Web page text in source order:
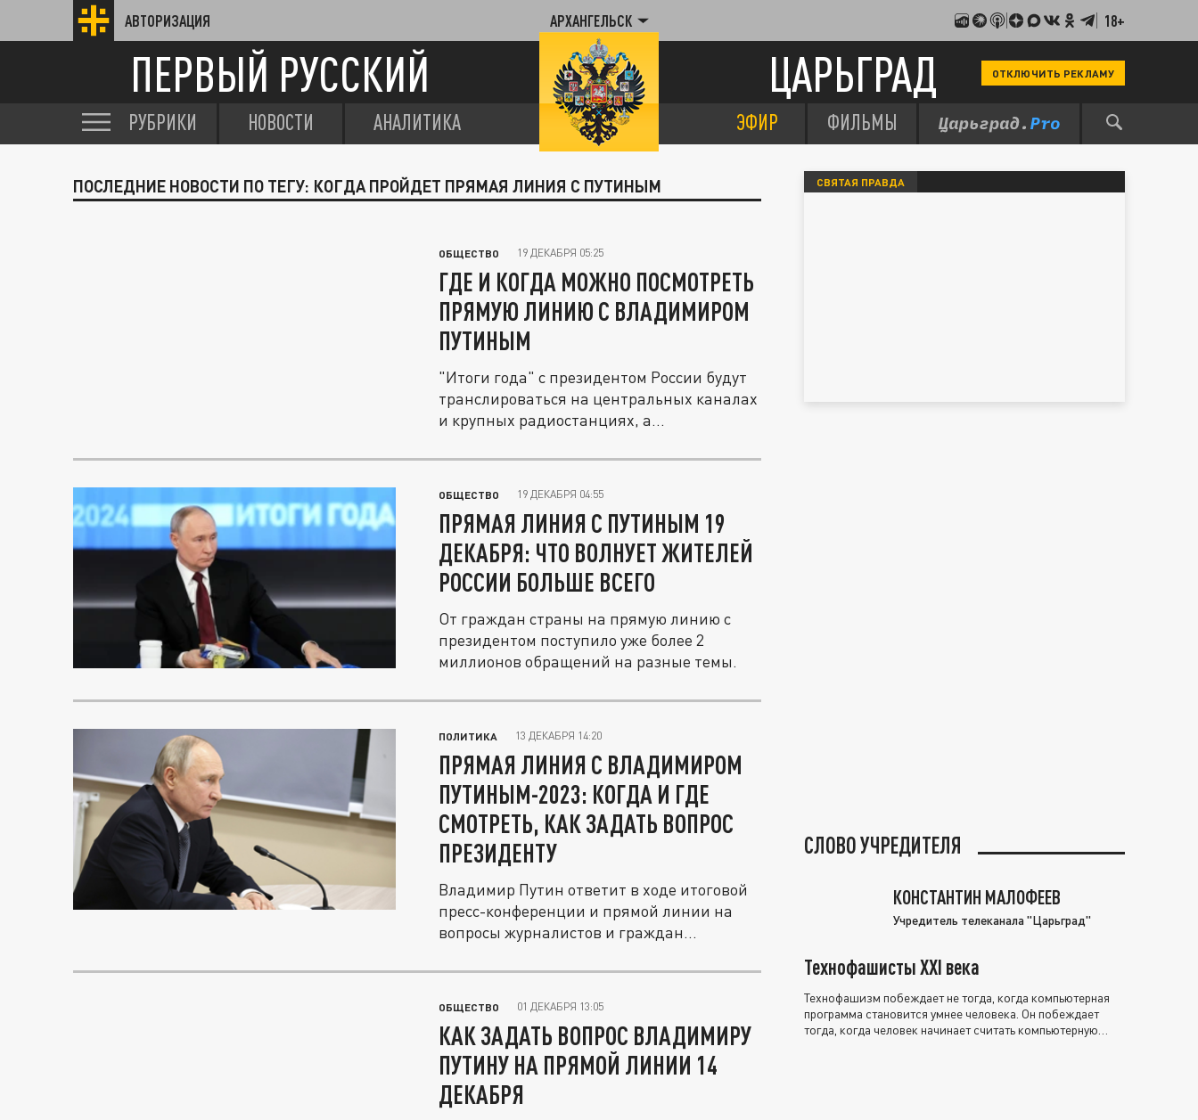
АВТОРИЗАЦИЯ АРХАНГЕЛЬСК 18+
ПЕРВЫЙ РУССКИЙ ЦАРЬГРАД ОТКЛЮЧИТЬ РЕКЛАМУ
РУБРИКИ НОВОСТИ АНАЛИТИКА ЭФИР ФИЛЬМЫ
ПОСЛЕДНИЕ НОВОСТИ ПО ТЕГУ: КОГДА ПРОЙДЕТ ПРЯМАЯ ЛИНИЯ С ПУТИНЫМ
ОБЩЕСТВО 19 ДЕКАБРЯ 05:25
ГДЕ И КОГДА МОЖНО ПОСМОТРЕТЬ
ПРЯМУЮ ЛИНИЮ С ВЛАДИМИРОМ
ПУТИНЫМ
"Итоги года" с президентом России будут
транслироваться на центральных каналах
и крупных радиостанциях, а...
ОБЩЕСТВО 19 ДЕКАБРЯ 04:55
ПРЯМАЯ ЛИНИЯ С ПУТИНЫМ 19
ДЕКАБРЯ: ЧТО ВОЛНУЕТ ЖИТЕЛЕЙ
РОССИИ БОЛЬШЕ ВСЕГО
От граждан страны на прямую линию с
президентом поступило уже более 2
миллионов обращений на разные темы.
ПОЛИТИКА 13 ДЕКАБРЯ 14:20
ПРЯМАЯ ЛИНИЯ С ВЛАДИМИРОМ
ПУТИНЫМ-2023: КОГДА И ГДЕ
СМОТРЕТЬ, КАК ЗАДАТЬ ВОПРОС
ПРЕЗИДЕНТУ
Владимир Путин ответит в ходе итоговой
пресс-конференции и прямой линии на
вопросы журналистов и граждан...
ОБЩЕСТВО 01 ДЕКАБРЯ 13:05
КАК ЗАДАТЬ ВОПРОС ВЛАДИМИРУ
ПУТИНУ НА ПРЯМОЙ ЛИНИИ 14
ДЕКАБРЯ
СВЯТАЯ ПРАВДА
СЛОВО УЧРЕДИТЕЛЯ
КОНСТАНТИН МАЛОФЕЕВ
Учредитель телеканала "Царьград"
Технофашисты XXI века
Технофашизм побеждает не тогда, когда компьютерная
программа становится умнее человека. Он побеждает
тогда, когда человек начинает считать компьютерную